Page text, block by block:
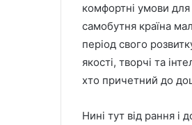
комфортні умови
самобутня країна
період свого
якості, творчі та
хто причетний до
Нині тут від рання і